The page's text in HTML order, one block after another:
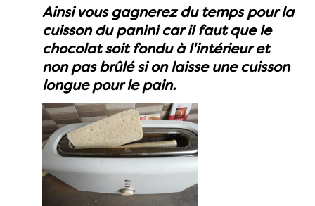
Ainsi vous gagnerez du temps pour la
cuisson du panini car il faut que le
chocolat soit fondu à l'intérieur et
non pas brûlé si on laisse une cuisson
longue pour le pain.